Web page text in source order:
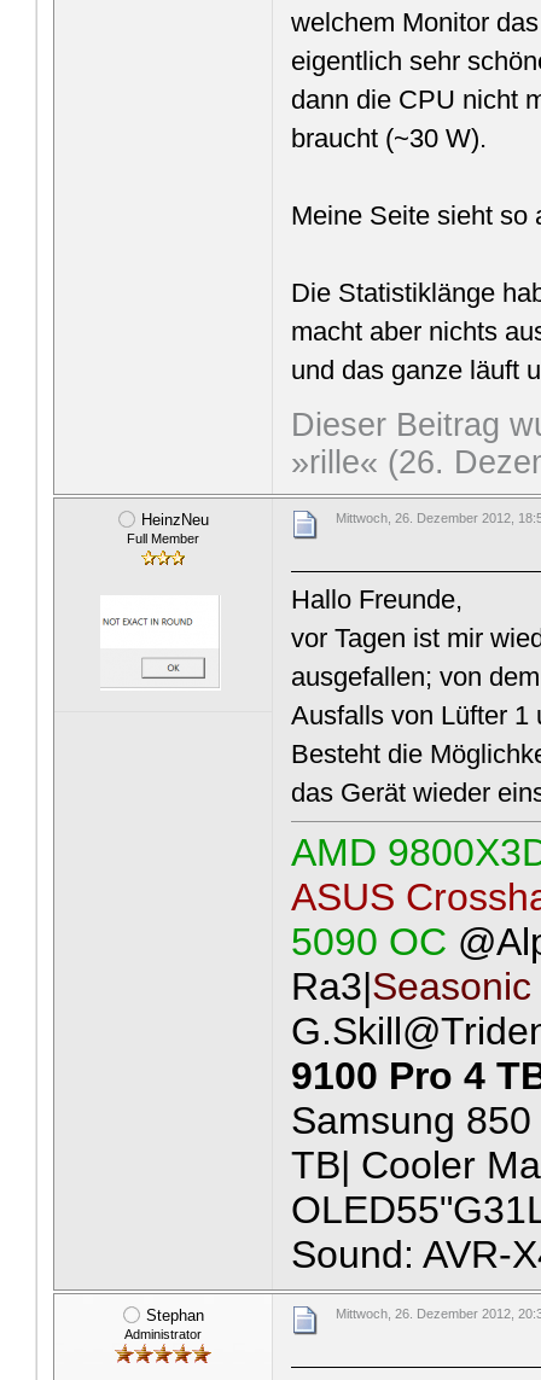
welchem Monitor
eigentlich sehr
dann die CPU nicht
braucht (~30 W).
Meine Seite sieht so
Die Statistiklänge
macht aber nichts
und das ganze läuft
Dieser Beitrag
»rille« (26.
HeinzNeu
Full Member
Mittwoch, 26. Dezember 2012,
Hallo Freunde,
vor Tagen ist mir
ausgefallen; von
Ausfalls von Lüfter 1
Besteht die
das Gerät wieder
AMD
ASUS
5090 OC
Ra3|
9100 Pro 4
Samsung
TB| Cooler
Sound: AVR-
Stephan
Administrator
Mittwoch, 26. Dezember 2012,